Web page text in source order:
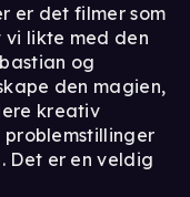
er det filmer som
vi likte med den
og
den magien,
kreativ
Det er en veldig